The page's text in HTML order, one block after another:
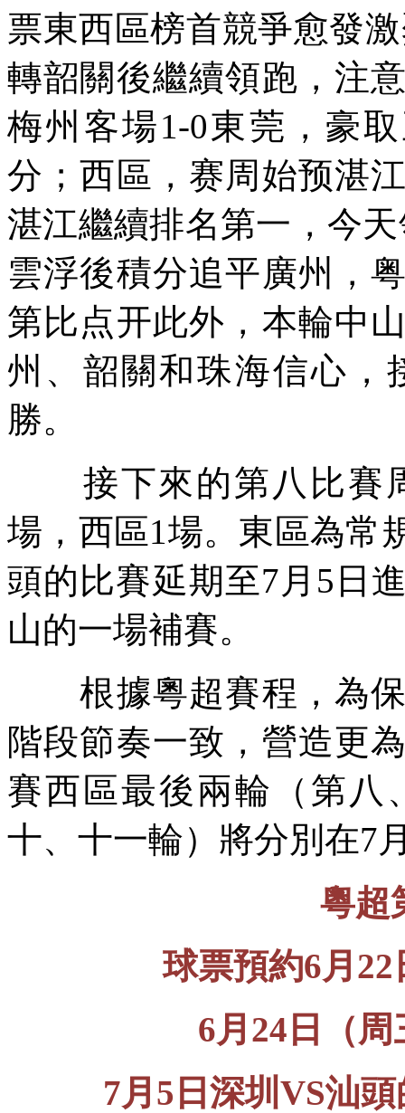
票東西區榜首競爭愈發
轉韶關後繼續領跑，注
梅州客場1-0東莞，豪
分；西區，赛周始预湛
湛江繼續排名第一，今
雲浮後積分追平廣州，
第比点开此外，本輪中
州、韶關和珠海信心，
勝。
接下來的第八比賽
場，西區1場。東區為常
頭的比賽延期至7月5日
山的一場補賽。
根據粵超賽程，為
階段節奏一致，營造更
賽西區最後兩輪（第八
十、十一輪）將分別在7
粵超
球票預約6月
6月24日（
7月5日深圳VS汕